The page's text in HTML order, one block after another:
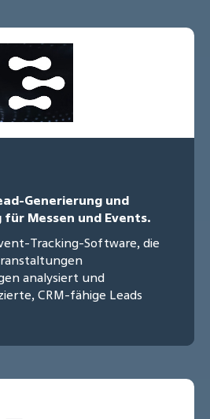
Generierung und
Messen und Events.
Tracking-Software, die
analysiert und
CRM-fähige Leads